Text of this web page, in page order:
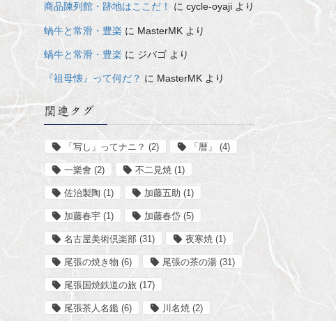
商品陳列館・跡地はここだ！にcycle-oyaji より
蝸牛と常滑・豊楽 に MasterMK より
蝸牛と常滑・豊楽 に ジバゴ より
『祖母懐』って何だ？ に MasterMK より
関連タグ
「写し」ってナニ？ (2) 「暦」 (4)
一樂會 (2) 不二見焼 (1)
佐治製陶 (1) 加藤五助 (1)
加藤春宇 (1) 加藤春岱 (5)
名古屋美術倶楽部 (31) 夜寒焼 (1)
尾張の焼き物 (6) 尾張の茶の湯 (31)
尾張国焼鉄道の旅 (17)
尾張茶人名鑑 (6) 川名焼 (2)